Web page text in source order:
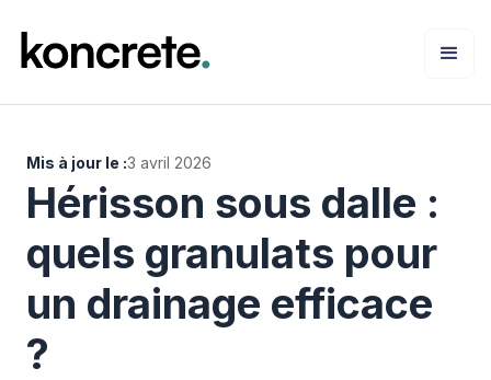
Mis à jour le :3 avril 2026
Hérisson sous dalle :
quels granulats pour
un drainage efficace
?